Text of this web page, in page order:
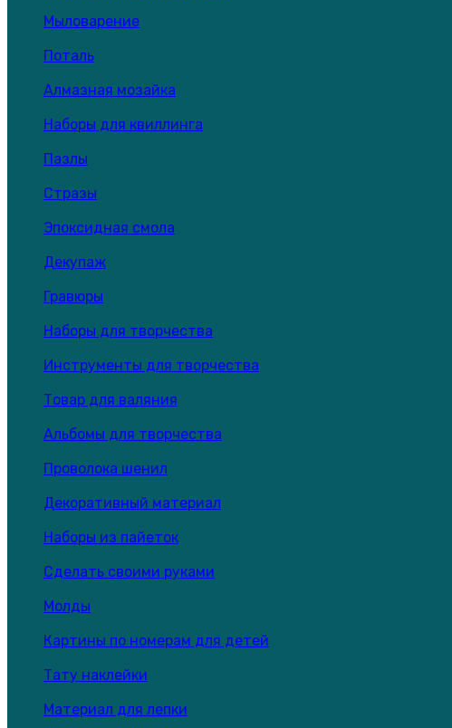
Мыловарение
Поталь
Алмазная мозайка
Наборы для квиллинга
Пазлы
Стразы
Эпоксидная смола
Декупаж
Гравюры
Наборы для творчества
Инструменты для творчества
Товар для валяния
Альбомы для творчества
Проволока шенил
Декоративный материал
Наборы из пайеток
Сделать своими руками
Молды
Картины по номерам для детей
Тату наклейки
Материал для лепки